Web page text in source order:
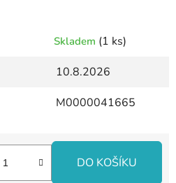
Skladem (1 ks)
10.8.2026
M0000041665
DO KOŠÍKU